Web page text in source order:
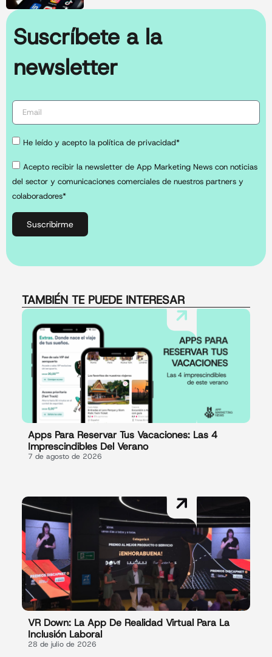
Suscríbete a la
newsletter
He leído y acepto la política de privacidad*
Acepto recibir la newsletter de App Marketing News con noticias
del sector y comunicaciones comerciales de nuestros partners y
colaboradores*
Suscribirme
TAMBIÉN TE PUEDE INTERESAR
Apps Para Reservar Tus Vacaciones: Las 4
Imprescindibles Del Verano
7 de agosto de 2026
VR Down: La App De Realidad Virtual Para La
Inclusión Laboral
28 de julio de 2026